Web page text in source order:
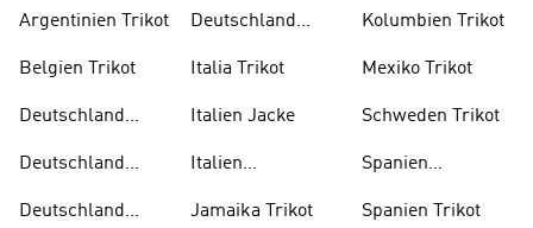
Argentinien Trikot
Belgien Trikot
Deutschland
Deutschland
Deutschland
Deutschland
Italia Trikot
Italien Jacke
Italien
Jamaika Trikot
Kolumbien Trikot
Mexiko Trikot
Schweden Trikot
Spanien
Spanien Trikot